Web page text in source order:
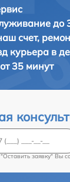
до
счет,
курьера в
от 35 минут
заявку" Вы